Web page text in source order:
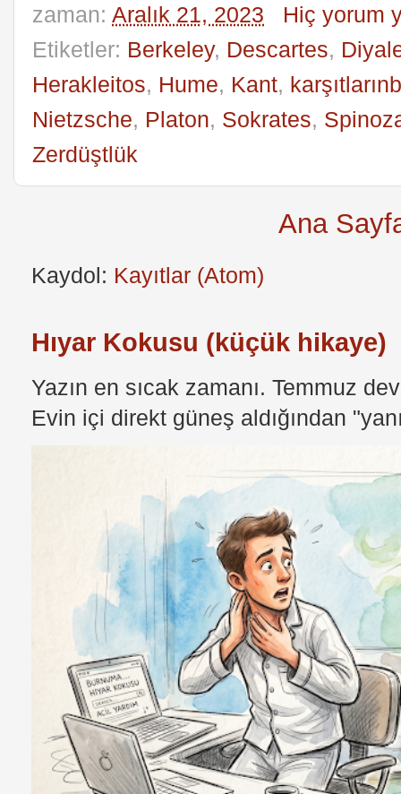
zaman: Aralık 21, 2023
Hiç yorum
Etiketler: Berkeley, Descartes,
Herakleitos, Hume, Kant,
Nietzsche, Platon, Sokrates,
Zerdüştlük
Ana
Kaydol: Kayıtlar (Atom)
Hıyar Kokusu (küçük hikaye)
Yazın en sıcak zamanı. Temmuz
Evin içi direkt güneş aldığından